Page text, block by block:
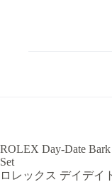
ROLEX Day-Date
Set
ロレックス デイデイ